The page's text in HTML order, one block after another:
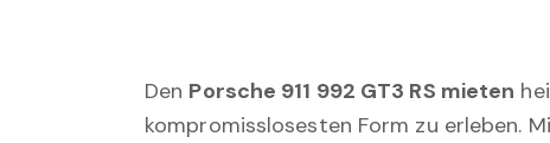
Den Porsche 911 992 GT3 RS mieten
kompromisslosesten Form zu erleben.